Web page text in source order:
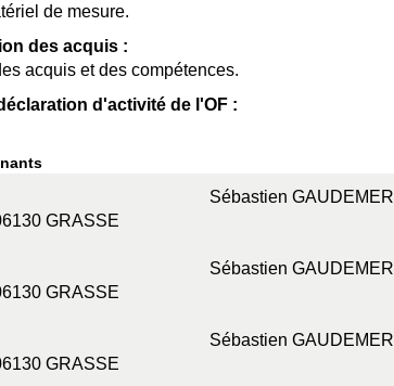
de mesure.
des acquis :
acquis et des compétences.
d'activité de l'OF :
GRASSE
Sébastien GAUDEMER
GRASSE
Sébastien GAUDEMER
GRASSE
Sébastien GAUDEMER